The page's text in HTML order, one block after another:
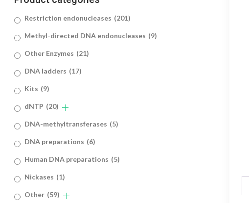
Restriction endonucleases (201)
Methyl-directed DNA endonucleases (9)
Other Enzymes (21)
DNA ladders (17)
Kits (9)
dNTP (20)
DNA-methyltransferases (5)
DNA preparations (6)
Human DNA preparations (5)
Nickases (1)
Other (59)